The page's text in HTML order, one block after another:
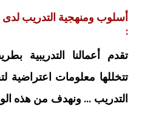
أسلوب ومنهجية التدريب لدى
:
تقدم أعمالنا التدريبية
تتخللها معلومات اعتراضية
التدريب … ونهدف من هذه